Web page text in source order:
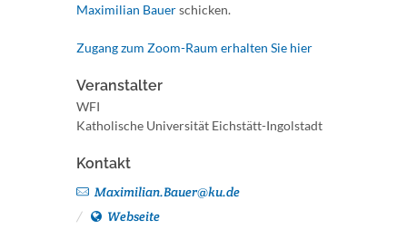
Maximilian Bauerschicken.
Zugang zum Zoom-Raum erhalten Sie hier
Veranstalter
WFI
Katholische Universität Eichstätt-Ingolstadt
Kontakt
Maximilian.Bauer@ku.de
Webseite